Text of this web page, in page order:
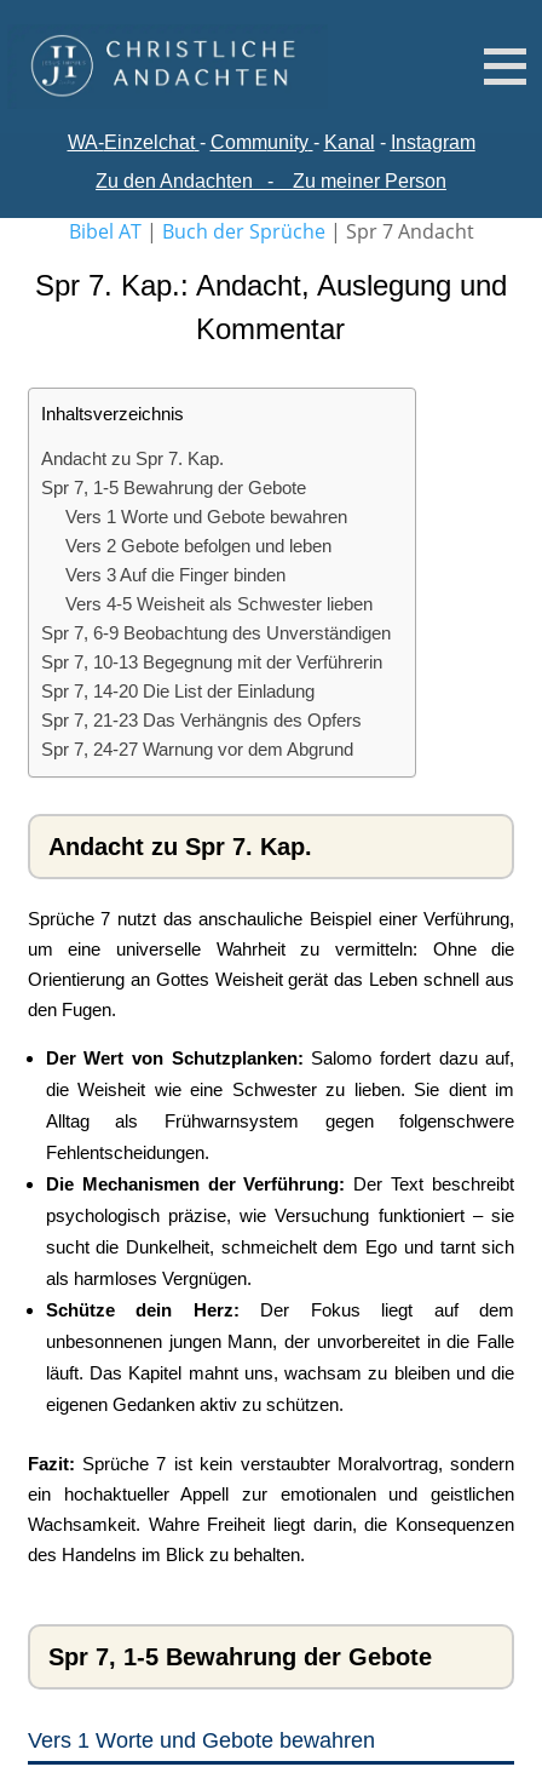
WA-Einzelchat - Community - Kanal - Instagram
Zu den Andachten
- Zu meiner Person
Bibel AT| Buch der Sprüche| Spr 7 Andacht
Spr 7. Kap.: Andacht, Auslegung und
Kommentar
Inhaltsverzeichnis
Andacht zu Spr 7. Kap.
Spr 7, 1-5 Bewahrung der Gebote
Vers 1 Worte und Gebote bewahren
Vers 2 Gebote befolgen und leben
Vers 3 Auf die Finger binden
Vers 4-5 Weisheit als Schwester lieben
Spr 7, 6-9 Beobachtung des Unverständigen
Spr 7, 10-13 Begegnung mit der Verführerin
Spr 7, 14-20 Die List der Einladung
Spr 7, 21-23 Das Verhängnis des Opfers
Spr 7, 24-27 Warnung vor dem Abgrund
Andacht zu Spr 7. Kap.
Sprüche 7 nutzt das anschauliche Beispiel einer Verführung,
um eine universelle Wahrheit zu vermitteln: Ohne die
Orientierung an Gottes Weisheit gerät das Leben schnell aus
den Fugen.
Der Wert von Schutzplanken: Salomo fordert dazu auf,
die Weisheit wie eine Schwester zu lieben. Sie dient im
Alltag als Frühwarnsystem gegen folgenschwere
Fehlentscheidungen.
Die Mechanismen der Verführung: Der Text beschreibt
psychologisch präzise, wie Versuchung funktioniert – sie
sucht die Dunkelheit, schmeichelt dem Ego und tarnt sich
als harmloses Vergnügen.
Schütze dein Herz: Der Fokus liegt auf dem
unbesonnenen jungen Mann, der unvorbereitet in die Falle
läuft. Das Kapitel mahnt uns, wachsam zu bleiben und die
eigenen Gedanken aktiv zu schützen.
Fazit: Sprüche 7 ist kein verstaubter Moralvortrag, sondern
ein hochaktueller Appell zur emotionalen und geistlichen
Wachsamkeit. Wahre Freiheit liegt darin, die Konsequenzen
des Handelns im Blick zu behalten.
Spr 7, 1-5 Bewahrung der Gebote
Vers 1 Worte und Gebote bewahren